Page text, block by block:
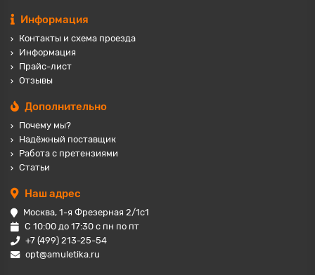
Информация
Контакты и схема проезда
Информация
Прайс-лист
Отзывы
Дополнительно
Почему мы?
Надёжный поставщик
Работа с претензиями
Статьи
Наш адрес
Москва, 1-я Фрезерная 2/1с1
С 10:00 до 17:30 с пн по пт
+7 (499) 213-25-54
opt@amuletika.ru